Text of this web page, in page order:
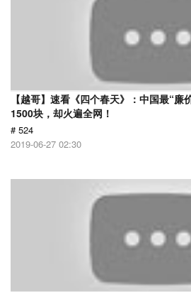
【越哥】速看《四个春天》：中国最“廉
1500块，却火遍全网！
# 524
2019-06-27 02:30